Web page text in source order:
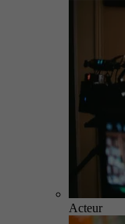
Acteur